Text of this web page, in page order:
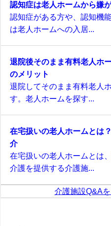
認知症は老人ホームから嫌
認知症がある方や、認知機
は老人ホームへの入居...
退院後そのまま有料老人ホ
のメリット
退院してそのまま有料老人
す。老人ホームを探す...
在宅扱いの老人ホームとは
介
在宅扱いの老人ホームとは
介護を提供する介護施...
介護施設Q&Aを